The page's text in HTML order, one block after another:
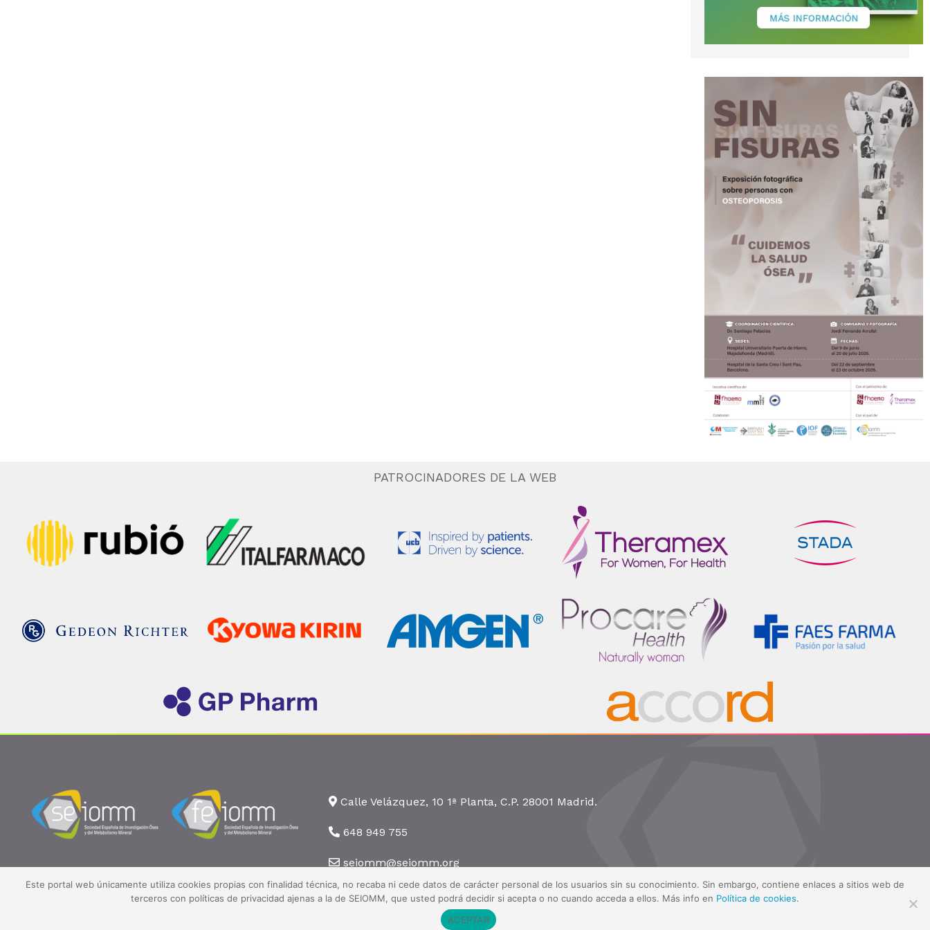
PATROCINADORES DE LA WEB
Calle Velázquez, 10 1ª Planta, C.P. 28001 Madrid.
648 949 755
seiomm@seiomm.org
©2026 SEIOMM. Todos los derechos reservados ·Aviso legal
Este portal web únicamente utiliza cookies propias con finalidad técnica, no recaba ni cede datos de carácter personal de los usuarios sin su conocimiento. Sin embargo, contiene enlaces a sitios web de
terceros con políticas de privacidad ajenas a la de SEIOMM, que usted podrá decidir si acepta o no cuando acceda a ellos. Más info en Política de cookies.
ACEPTAR